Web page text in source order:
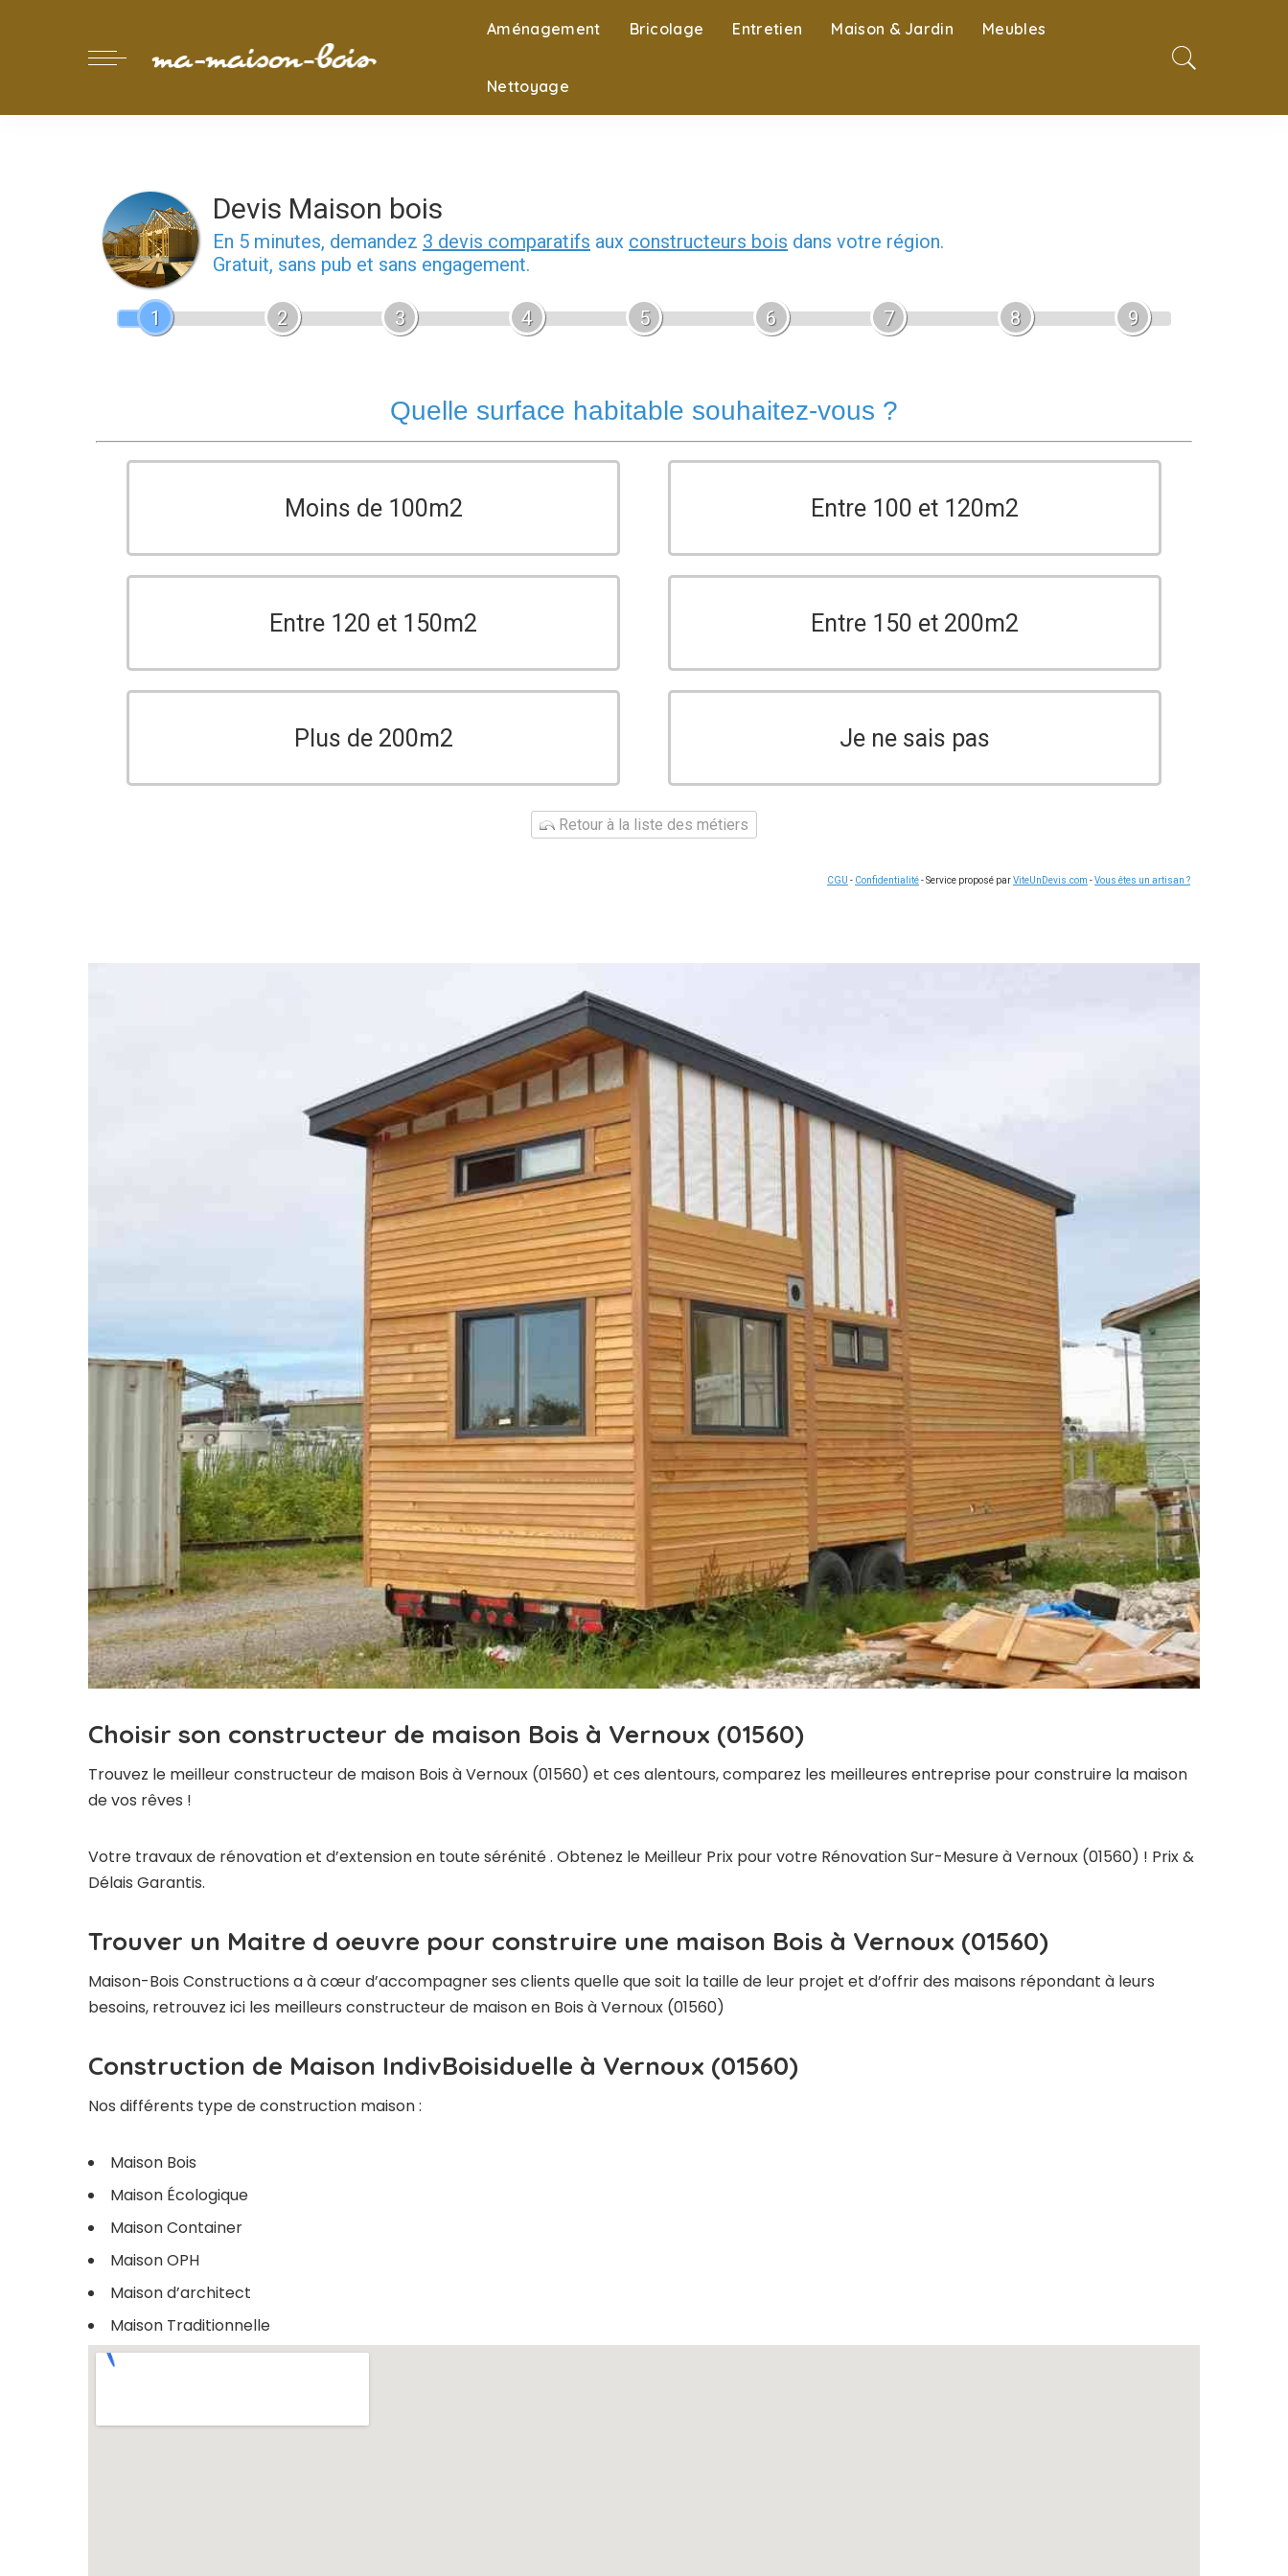
Aménagement Bricolage Entretien Maison & Jardin Meubles
Nettoyage
Devis Maison bois
En 5 minutes, demandez 3 devis comparatifs aux constructeurs bois dans votre région.
Gratuit, sans pub et sans engagement.
1 2 3 4 5 6 7 8 9
Quelle surface habitable souhaitez-vous ?
Moins de 100m2 Entre 100 et 120m2
Entre 120 et 150m2 Entre 150 et 200m2
Plus de 200m2 Je ne sais pas
Retour à la liste des métiers
CGU - Confidentialité- Service proposé parViteUnDevis.com -Vous êtes un artisan ?
Choisir son constructeur de maison Bois à Vernoux (01560)
Trouvez le meilleur constructeur de maison Bois à Vernoux (01560) et ces alentours, comparez les meilleures entreprise pour construire la maison
de vos rêves !
Votre travaux de rénovation et d’extension en toute sérénité . Obtenez le Meilleur Prix pour votre Rénovation Sur-Mesure à Vernoux (01560) ! Prix &
Délais Garantis.
Trouver un Maitre d oeuvre pour construire une maison Bois à Vernoux (01560)
Maison-Bois Constructions a à cœur d’accompagner ses clients quelle que soit la taille de leur projet et d’offrir des maisons répondant à leurs
besoins, retrouvez ici les meilleurs constructeur de maison en Bois à Vernoux (01560)
Construction de Maison IndivBoisiduelle à Vernoux (01560)
Nos différents type de construction maison :
Maison Bois
Maison Écologique
Maison Container
Maison OPH
Maison d’architect
Maison Traditionnelle